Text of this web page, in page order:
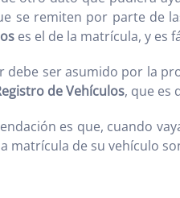
se remiten por parte de
es el de la matrícula, y es
debe ser asumido por la
de Vehículos, que es
es que, cuando
matrícula de su vehículo